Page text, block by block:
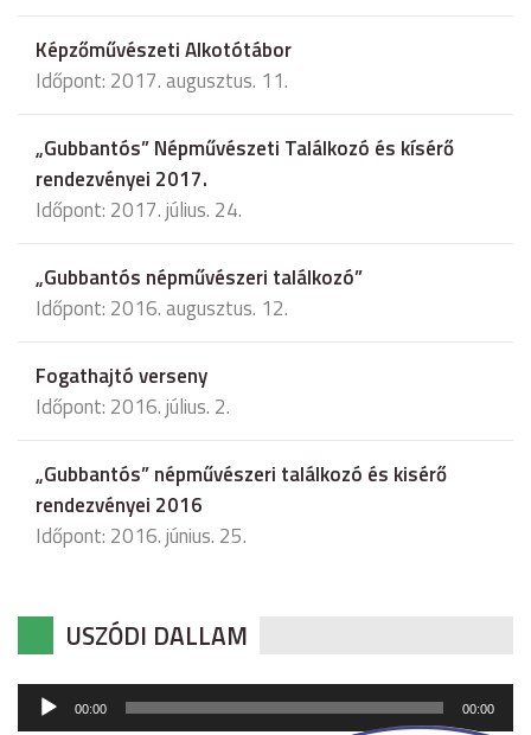
Képzőművészeti Alkotótábor
Időpont: 2017. augusztus. 11.
„Gubbantós” Népművészeti Találkozó és kísérő
rendezvényei 2017.
Időpont: 2017. július. 24.
„Gubbantós népművészeri találkozó”
Időpont: 2016. augusztus. 12.
Fogathajtó verseny
Időpont: 2016. július. 2.
„Gubbantós” népművészeri találkozó és kisérő
rendezvényei 2016
Időpont: 2016. június. 25.
USZÓDI DALLAM
Audió
00:00 00:00